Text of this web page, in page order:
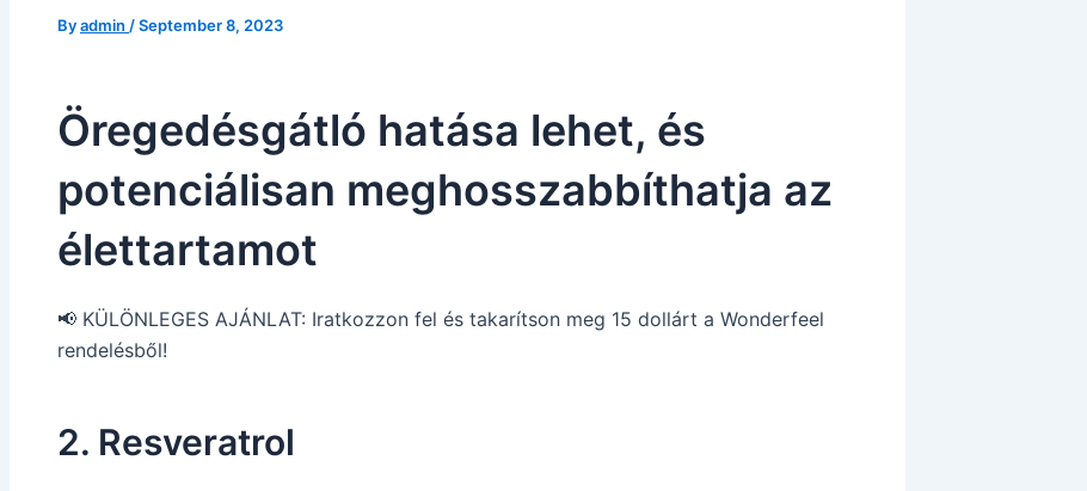
Byadmin /September 8, 2023
Öregedésgátló hatása lehet, és
potenciálisan meghosszabbíthatja az
élettartamot
📢 KÜLÖNLEGES AJÁNLAT: Iratkozzon fel és takarítson meg 15 dollárt a Wonderfeel
rendelésből!
2. Resveratrol